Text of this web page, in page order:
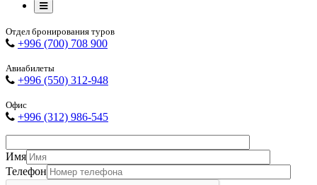
Отдел бронирования туров
+996 (700) 708 900
Авиабилеты
+996 (550) 312-948
Офис
+996 (312) 986-545
Имя
Телефон